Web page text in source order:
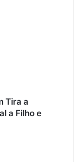
Tira a
a Filho e